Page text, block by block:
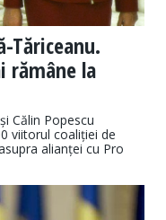
Tăriceanu.
rămâne la
Călin Popescu
viitorul coaliției de
alianței cu Pro